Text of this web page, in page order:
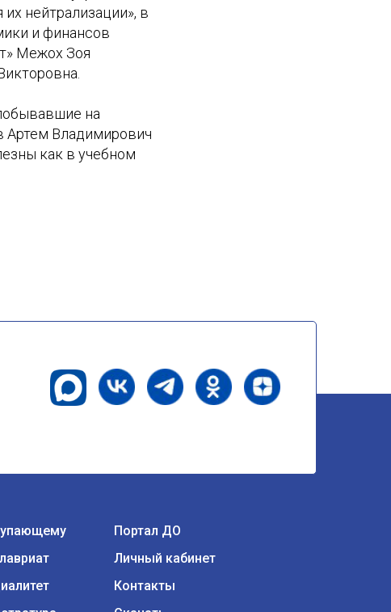
нейтрализации», в
и финансов
Межох Зоя
на
Артем Владимирович
как в учебном
Портал ДО
Личный кабинет
Контакты